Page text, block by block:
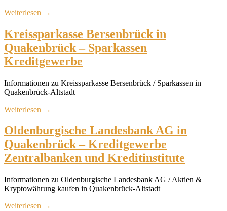
Weiterlesen →
Kreissparkasse Bersenbrück in
Quakenbrück – Sparkassen
Kreditgewerbe
Informationen zu Kreissparkasse Bersenbrück / Sparkassen in
Quakenbrück-Altstadt
Weiterlesen →
Oldenburgische Landesbank AG in
Quakenbrück – Kreditgewerbe
Zentralbanken und Kreditinstitute
Informationen zu Oldenburgische Landesbank AG / Aktien &
Kryptowährung kaufen in Quakenbrück-Altstadt
Weiterlesen →